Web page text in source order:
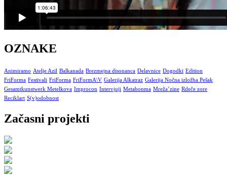
OZNAKE
Animiramo Atelje Azil Balkanada Brezmejna disonanca Delavnice Dogodki Edition
FriForma Festivali FriForma FriFormA\V Galerija Alkatraz Galerija Nočna izložba Pešak
Gesamtkunstwerk Metelkova Improcon Intervjuji Metabonma Mreža’zine Rdeče zore
Reciklart S(v)odobnost
Začasni projekti